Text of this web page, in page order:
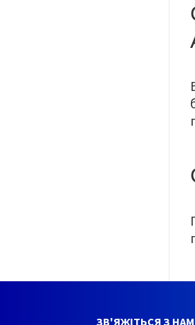
ЗВ'ЯЖІТЬСЯ З